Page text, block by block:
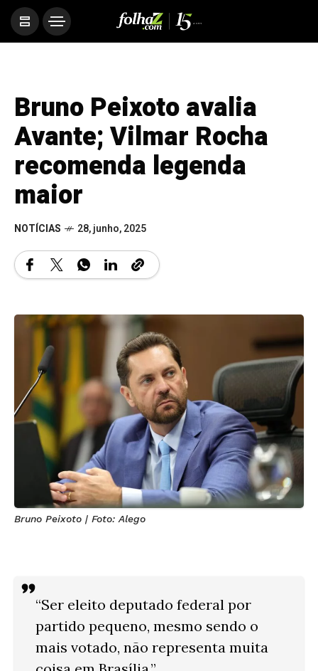
Bruno Peixoto avalia
Avante; Vilmar Rocha
recomenda legenda
maior
NOTÍCIAS 28, junho, 2025
Bruno Peixoto | Foto: Alego
“Ser eleito deputado federal por
partido pequeno, mesmo sendo o
mais votado, não representa muita